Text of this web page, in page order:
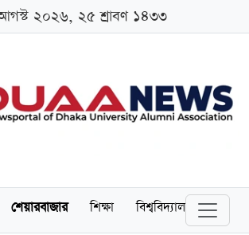
২০২৬, ২৫ শ্রাবণ ১৪৩৩
শেয়ারবাজার শিক্ষা বিশ্ববিদ্যালয়